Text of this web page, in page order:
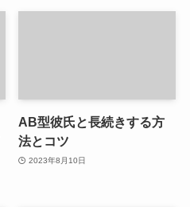
AB型彼氏と長続きする方
法とコツ
2023年8月10日